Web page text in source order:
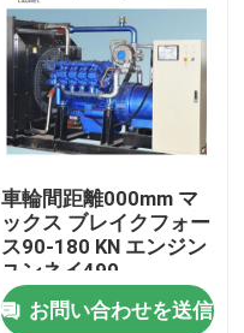
車輪間距離000mm マ
ックス ブレイクフォー
ス90-180 KN エンジン
ユンネイ490
お問い合わせを送信